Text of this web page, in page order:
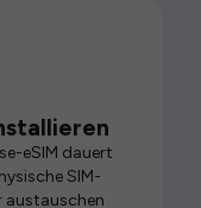
eSIM dauert
SIM-
austauschen